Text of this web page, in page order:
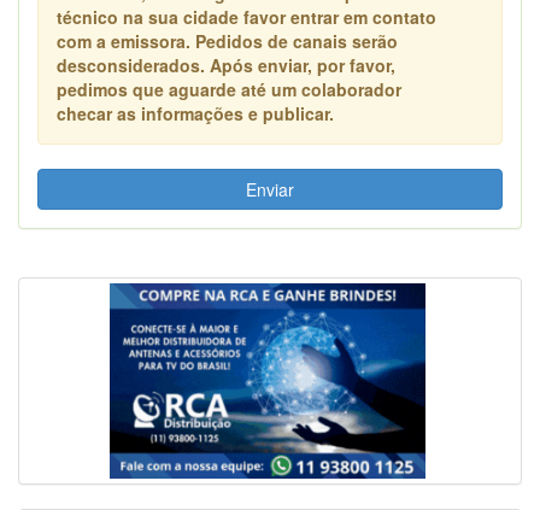
técnico na sua cidade favor entrar em contato
com a emissora. Pedidos de canais serão
desconsiderados. Após enviar, por favor,
pedimos que aguarde até um colaborador
checar as informações e publicar.
Enviar